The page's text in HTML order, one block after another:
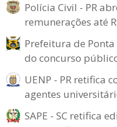
Polícia Civil - PR
remunerações até
Prefeitura de
do concurso
UENP - PR retifica
agentes
SAPE - SC retifica